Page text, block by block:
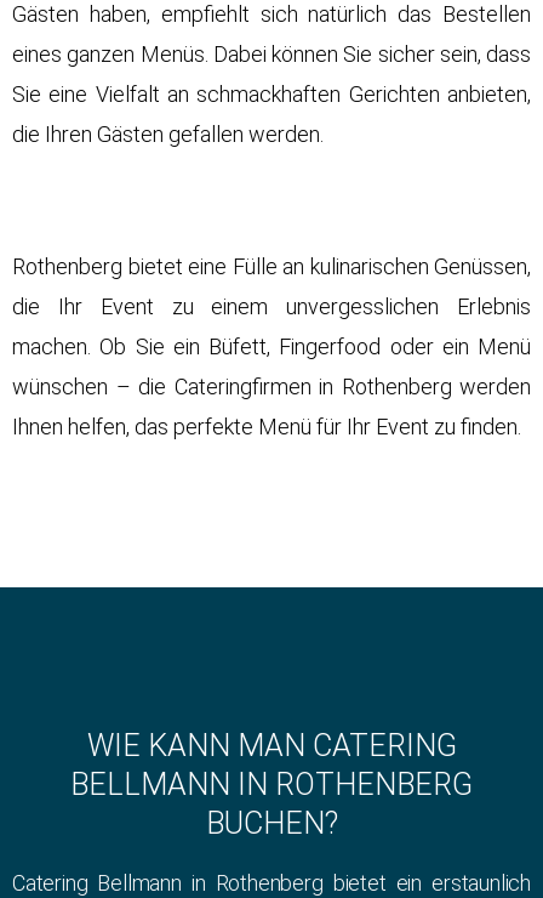
Gästen haben, empfiehlt sich natürlich das Bestellen
eines ganzen Menüs. Dabei können Sie sicher sein, dass
Sie eine Vielfalt an schmackhaften Gerichten anbieten,
die Ihren Gästen gefallen werden.
Rothenberg bietet eine Fülle an kulinarischen Genüssen,
die Ihr Event zu einem unvergesslichen Erlebnis
machen. Ob Sie ein Büfett, Fingerfood oder ein Menü
wünschen – die Cateringfirmen in Rothenberg werden
Ihnen helfen, das perfekte Menü für Ihr Event zu finden.
WIE KANN MAN CATERING
BELLMANN IN ROTHENBERG
BUCHEN?
Catering Bellmann in Rothenberg bietet ein erstaunlich